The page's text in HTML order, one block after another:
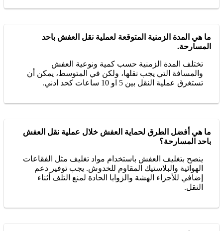
ما هي المدة الزمنية المتوقعة لعملية نقل العفش باحد
المسارحة.
تختلف المدة الزمنية حسب كمية ونوعية العفش
والمسافة التي يجب نقلها، ولكن في المتوسط، يمكن أن
تستغرق عملية النقل بين 5 او 10 ساعات كحد ادني.
ما هي أفضل الطرق لحماية العفش خلال عملية نقل العفش
باحد المسارحة؟
ينصح بتغليف العفش باستخدام مواد تغليف مثل الفقاعات
الهوائية والبلاستيك المقاوم للخدوش. يجب توفير دعم
إضافي للأجزاء الهشة والزوايا الحادة لمنع التلف أثناء
النقل.